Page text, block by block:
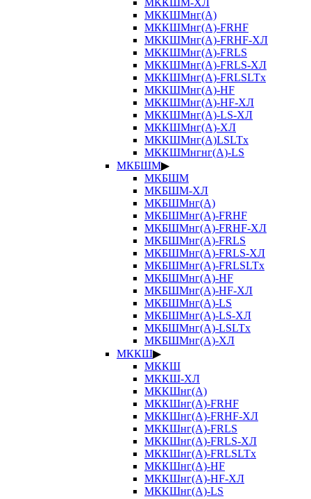
МККШМ-ХЛ
МККШМнг(А)
МККШМнг(А)-FRHF
МККШМнг(А)-FRHF-ХЛ
МККШМнг(А)-FRLS
МККШМнг(А)-FRLS-ХЛ
МККШМнг(А)-FRLSLTx
МККШМнг(А)-HF
МККШМнг(А)-HF-ХЛ
МККШМнг(А)-LS-ХЛ
МККШМнг(А)-ХЛ
МККШМнг(А)LSLTx
МККШМнгнг(А)-LS
МКБШМ▶
МКБШМ
МКБШМ-ХЛ
МКБШМнг(А)
МКБШМнг(А)-FRHF
МКБШМнг(А)-FRHF-ХЛ
МКБШМнг(А)-FRLS
МКБШМнг(А)-FRLS-ХЛ
МКБШМнг(А)-FRLSLTx
МКБШМнг(А)-HF
МКБШМнг(А)-HF-ХЛ
МКБШМнг(А)-LS
МКБШМнг(А)-LS-ХЛ
МКБШМнг(А)-LSLTx
МКБШМнг(А)-ХЛ
МККШ▶
МККШ
МККШ-ХЛ
МККШнг(А)
МККШнг(А)-FRHF
МККШнг(А)-FRHF-ХЛ
МККШнг(А)-FRLS
МККШнг(А)-FRLS-ХЛ
МККШнг(А)-FRLSLTx
МККШнг(А)-HF
МККШнг(А)-HF-ХЛ
МККШнг(А)-LS